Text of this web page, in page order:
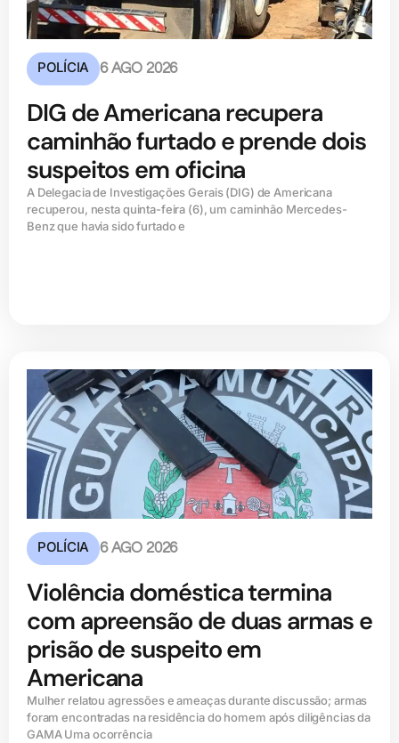
POLÍCIA 6 AGO 2026
DIG de Americana recupera
caminhão furtado e prende dois
suspeitos em oficina
A Delegacia de Investigações Gerais (DIG) de Americana
recuperou, nesta quinta-feira (6), um caminhão Mercedes-
Benz que havia sido furtado e
POLÍCIA 6 AGO 2026
Violência doméstica termina
com apreensão de duas armas e
prisão de suspeito em
Americana
Mulher relatou agressões e ameaças durante discussão; armas
foram encontradas na residência do homem após diligências da
GAMA Uma ocorrência